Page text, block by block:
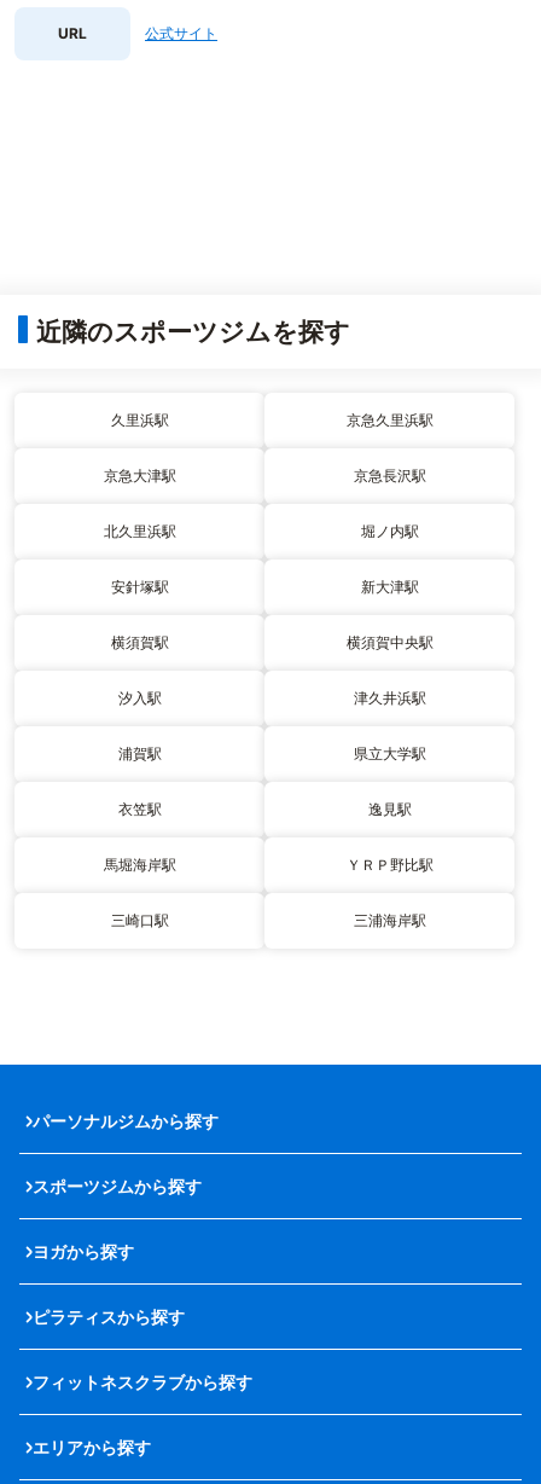
URL 公式サイト
近隣のスポーツジムを探す
久里浜駅 京急久里浜駅
京急大津駅 京急長沢駅
北久里浜駅 堀ノ内駅
安針塚駅 新大津駅
横須賀駅 横須賀中央駅
汐入駅 津久井浜駅
浦賀駅 県立大学駅
衣笠駅 逸見駅
馬堀海岸駅 ＹＲＰ野比駅
三崎口駅 三浦海岸駅
パーソナルジムから探す
スポーツジムから探す
ヨガから探す
ピラティスから探す
フィットネスクラブから探す
エリアから探す